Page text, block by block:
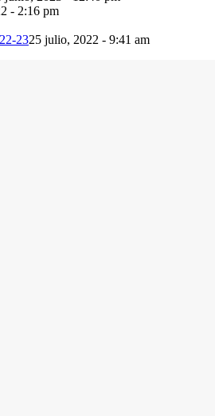
- 2:16 pm
2325 julio, 2022 - 9:41 am